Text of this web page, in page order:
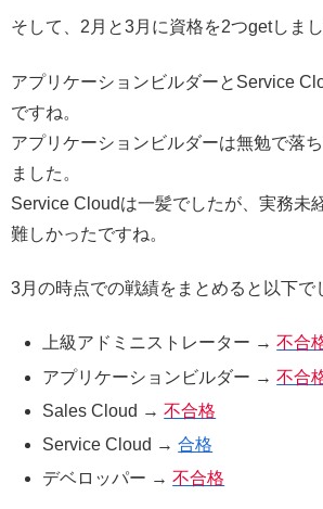
そして、2月と3月に資格を2つgetしまし
アプリケーションビルダーとService
ですね。
アプリケーションビルダーは無勉で落
ました。
Service Cloudは一髪でしたが、実務未
難しかったですね。
3月の時点での戦績をまとめると以下で
上級アドミニストレーター →不合
アプリケーションビルダー →不合
Sales Cloud →不合格
Service Cloud →合格
デベロッパー →不合格